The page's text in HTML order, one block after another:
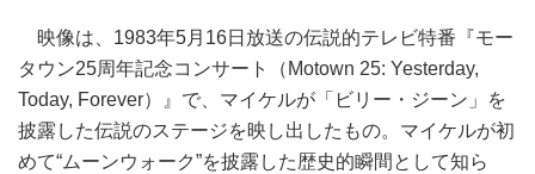
映像は、1983年5月16日放送の伝説的テレビ特番『モー
タウン25周年記念コンサート（Motown 25: Yesterday,
Today, Forever）』で、マイケルが「ビリー・ジーン」を
披露した伝説のステージを映し出したもの。マイケルが初
めて“ムーンウォーク”を披露した歴史的瞬間として知ら